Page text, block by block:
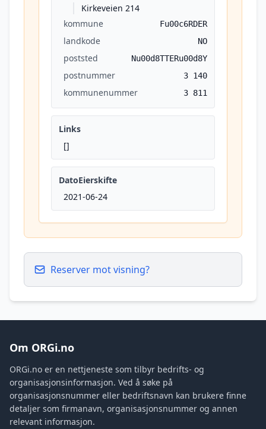
Kirkeveien 214
kommune
Fu00c6RDER
landkode NO
poststed Nu00d8TTERu00d8Y
postnummer 3 140
kommunenummer 3 811
Links
[]
DatoEierskifte
2021-06-24
Reserver mot visning?
Om ORGi.no
ORGi.no er en nettjeneste som tilbyr bedrifts- og
organisasjonsinformasjon. Ved å søke på
organisasjonsnummer eller bedriftsnavn kan brukere finne
detaljer som firmanavn, organisasjonsnummer og annen
relevant informasjon.